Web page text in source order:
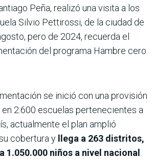
Peña, realizó una visita a los
Silvio Pettirossi, de la ciudad de
pero de 2024, recuerda el
del programa Hambre cero
se inició con una provisión
2.600 escuelas pertenecientes a
actualmente el plan amplió
cobertura y
llega a 263 distritos,
1.050.000 niños a nivel nacional .